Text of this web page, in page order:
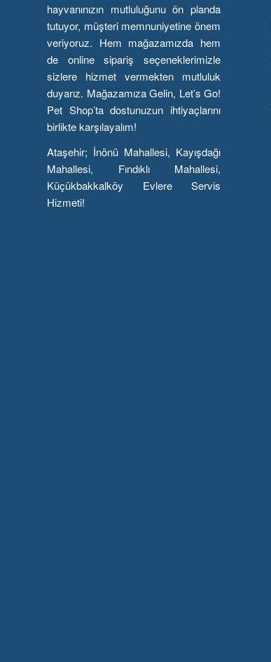
hayvanınızın mutluluğunu ön planda
tutuyor, müşteri memnuniyetine önem
veriyoruz. Hem mağazamızda hem
de online sipariş seçeneklerimizle
sizlere hizmet vermekten mutluluk
duyarız. Mağazamıza Gelin, Let’s Go!
Pet Shop’ta dostunuzun ihtiyaçlarını
birlikte karşılayalım!
Ataşehir; İnönü Mahallesi, Kayışdağı
Mahallesi, Fındıklı Mahallesi,
Küçükbakkalköy Evlere Servis
Hizmeti!